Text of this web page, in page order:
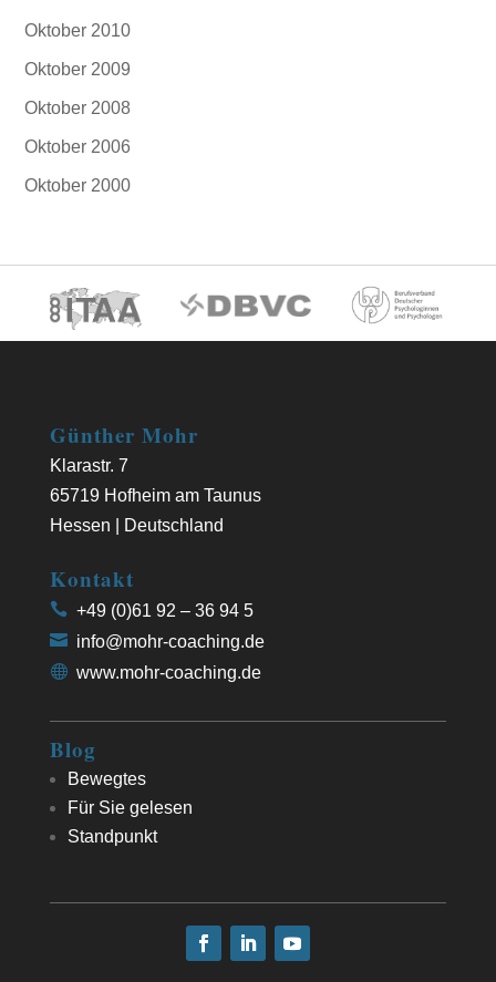
Oktober 2010
Oktober 2009
Oktober 2008
Oktober 2006
Oktober 2000
Günther Mohr
Klarastr. 7
65719 Hofheim am Taunus
Hessen | Deutschland
Kontakt
+49 (0)61 92 – 36 94 5
info@mohr-coaching.de
www.mohr-coaching.de
Blog
Bewegtes
Für Sie gelesen
Standpunkt